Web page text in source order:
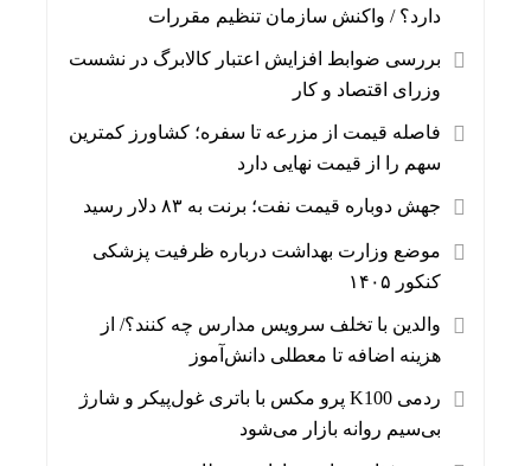
دارد؟ / واکنش سازمان تنظیم مقررات
بررسی ضوابط افزایش اعتبار کالابرگ در نشست
وزرای اقتصاد و کار
فاصله قیمت از مزرعه تا سفره؛ کشاورز کمترین
سهم را از قیمت نهایی دارد
جهش دوباره قیمت نفت؛ برنت به ۸۳ دلار رسید
موضع وزارت بهداشت درباره ظرفیت پزشکی
کنکور ۱۴۰۵
والدین با تخلف سرویس مدارس چه کنند؟/ از
هزینه اضافه تا معطلی دانش‌آموز
ردمی K100 پرو مکس با باتری غول‌پیکر و شارژ
بی‌سیم روانه بازار می‌شود